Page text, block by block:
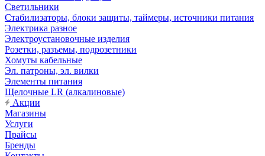
Светильники
Стабилизаторы, блоки защиты, таймеры, источники питания
Электрика разное
Электроустановочные изделия
Розетки, разъемы, подрозетники
Хомуты кабельные
Эл. патроны, эл. вилки
Элементы питания
Щелочные LR (алкалиновые)
Акции
Магазины
Услуги
Прайсы
Бренды